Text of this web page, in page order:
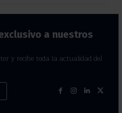
a nuestros
y recibe toda la actualidad del